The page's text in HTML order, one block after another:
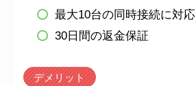
最大10台の同時接続に対応
30日間の返金保証
デメリット